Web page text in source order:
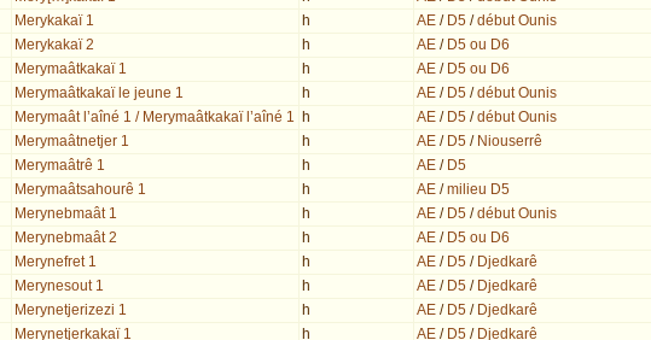
Merykakaï 1 h AE/ D5/début Ounis
Merykakaï 2 h AE/ D5 ou D6
Merymaâtkakaï 1 h AE/ D5 ou D6
Merymaâtkakaï le jeune 1 h AE/ D5/début Ounis
Merymaât l’aîné 1 / Merymaâtkakaï l’aîné 1 h AE/ D5/début Ounis
Merymaâtnetjer 1 h AE/ D5/ Niouserrê
Merymaâtrê 1 h AE/ D5
Merymaâtsahourê 1 h AE/milieu D5
Merynebmaât 1 h AE/ D5/début Ounis
Merynebmaât 2 h AE/ D5 ou D6
Merynefret 1 h AE/ D5/ Djedkarê
Merynesout 1 h AE/ D5/ Djedkarê
Merynetjerizezi 1 h AE/ D5/ Djedkarê
Merynetjerkakaï 1 h AE/ D5/ Djedkarê